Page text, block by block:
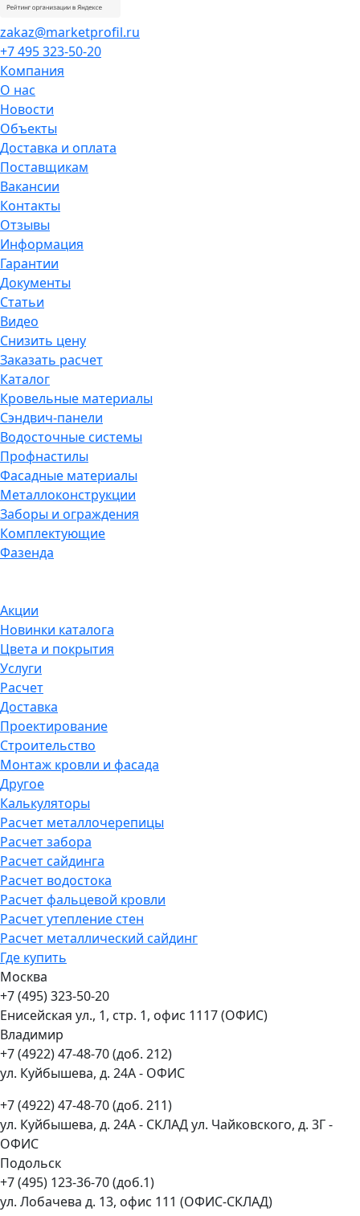
zakaz@marketprofil.ru
+7 495 323-50-20
Компания
О нас
Новости
Объекты
Доставка и оплата
Поставщикам
Вакансии
Контакты
Отзывы
Информация
Гарантии
Документы
Статьи
Видео
Снизить цену
Заказать расчет
Каталог
Кровельные материалы
Сэндвич-панели
Водосточные системы
Профнастилы
Фасадные материалы
Металлоконструкции
Заборы и ограждения
Комплектующие
Фазенда
Акции
Новинки каталога
Цвета и покрытия
Услуги
Расчет
Доставка
Проектирование
Строительство
Монтаж кровли и фасада
Другое
Калькуляторы
Расчет металлочерепицы
Расчет забора
Расчет сайдинга
Расчет водостока
Расчет фальцевой кровли
Расчет утепление стен
Расчет металлический сайдинг
Где купить
Москва
+7 (495) 323-50-20
Енисейская ул., 1, стр. 1, офис 1117 (ОФИС)
Владимир
+7 (4922) 47-48-70 (доб. 212)
ул. Куйбышева, д. 24А - ОФИС
+7 (4922) 47-48-70 (доб. 211)
ул. Куйбышева, д. 24А - СКЛАД ул. Чайковского, д. 3Г -
ОФИС
Подольск
+7 (495) 123-36-70 (доб.1)
ул. Лобачева д. 13, офис 111 (ОФИС-СКЛАД)